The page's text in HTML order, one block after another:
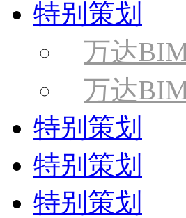
特别策划
万达
万达
特别策划
特别策划
特别策划